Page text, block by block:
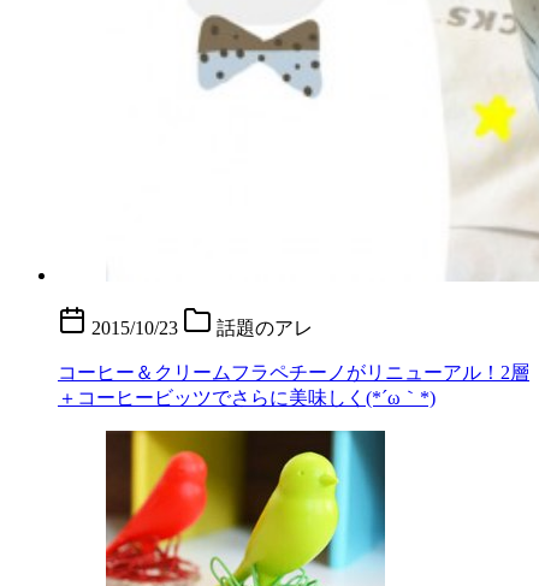
2015/10/23 話題のアレ
コーヒー＆クリームフラペチーノがリニューアル！2層
＋コーヒービッツでさらに美味しく(*´ω｀*)